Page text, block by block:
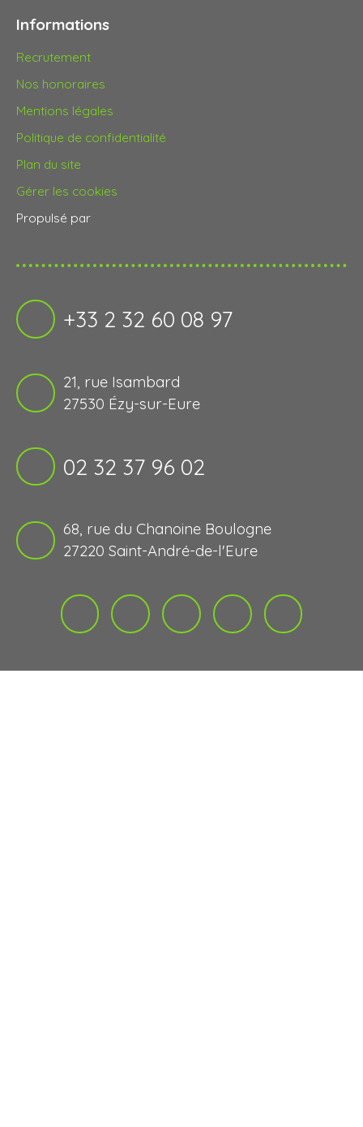
Informations
Recrutement
Nos honoraires
Mentions légales
Politique de confidentialité
Plan du site
Gérer les cookies
Propulsé par
+33 2 32 60 08 97
21, rue Isambard
27530 Ézy-sur-Eure
02 32 37 96 02
68, rue du Chanoine Boulogne
27220 Saint-André-de-l'Eure